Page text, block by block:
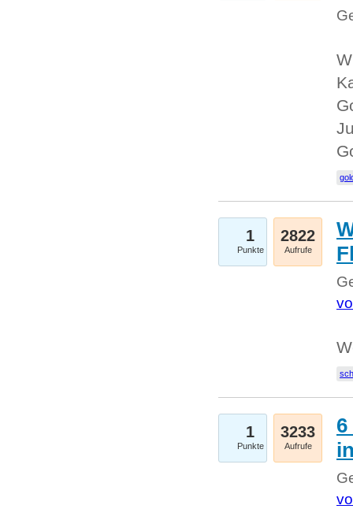
1
Punkte
2822
Aufrufe
1
Punkte
3233
Aufrufe